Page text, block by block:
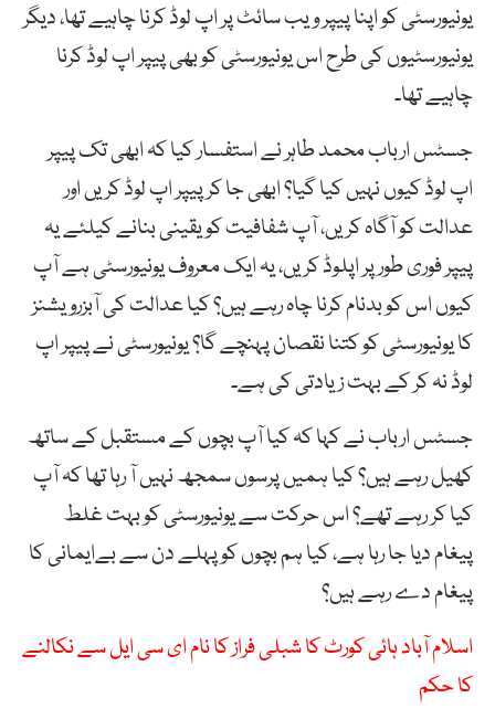
یونیورسٹی کو اپنا پیپر ویب سائٹ پر اپ لوڈ کرنا چاہیے تھا، دیگر
یونیورسٹیوں کی طرح اس یونیورسٹی کو بھی پیپر اپ لوڈ کرنا
چاہیے تھا۔
جسٹس ارباب محمد طاہر نے استفسار کیا کہ ابھی تک پیپر
اپ لوڈ کیوں نہیں کیا گیا؟ ابھی جا کر پیپر اپ لوڈ کریں اور
عدالت کو آگاہ کریں، آپ شفافیت کو یقینی بنانے کیلئے یہ
پیپر فوری طور پر اپلوڈ کریں، یہ ایک معروف یونیورسٹی ہے آپ
کیوں اس کو بدنام کرنا چاہ رہے ہیں؟ کیا عدالت کی آبزرویشنز
کا یونیورسٹی کو کتنا نقصان پہنچے گا؟ یونیورسٹی نے پیپر اپ
لوڈ نہ کر کے بہت زیادتی کی ہے۔
جسٹس ارباب نے کہا کہ کیا آپ بچوں کے مستقبل کے ساتھ
کھیل رہے ہیں؟ کیا ہمیں پرسوں سمجھ نہیں آ رہا تھا کہ آپ
کیا کر رہے تھے؟ اس حرکت سے یونیورسٹی کو بہت غلط
پیغام دیا جا رہا ہے، کیا ہم بچوں کو پہلے دن سے بےایمانی کا
پیغام دے رہے ہیں؟
اسلام آباد ہائی کورٹ کا شبلی فراز کا نام ای سی ایل سے نکالنے
کا حکم